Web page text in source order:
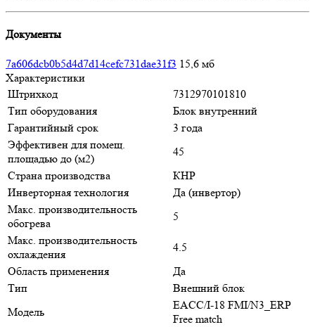
Документы
7a606dcb0b5d4d7d14cefc731dae31f3 15,6 мб
Характеристики
Штрихкод
7312970101810
Тип оборудования
Блок внутренний
Гарантийный срок
3 года
Эффективен для помещ.
площадью до (м2)
45
Страна производства
КНР
Инверторная технология
Да (инвертор)
Макс. производительность
обогрева
5
Макс. производительность
охлаждения
4.5
Область применения
Да
Тип
Внешний блок
Модель
EACC/I-18 FMI/N3_ERP
Free match